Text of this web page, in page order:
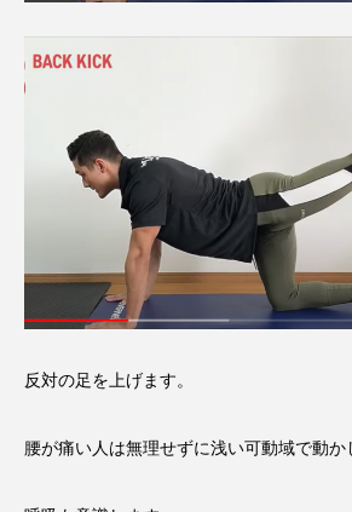
反対の足を上げます。
腰が痛い人は無理せずに浅い可動域で動か